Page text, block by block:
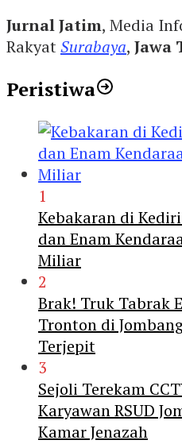
Jurnal Jatim, Media
RakyatSurabaya, Jawa
Peristiwa
1
Kebakaran di
dan Enam
Miliar
2
Brak! Truk Tabrak
Tronton di
Terjepit
3
Sejoli Terekam
Karyawan RSUD
Kamar Jenazah